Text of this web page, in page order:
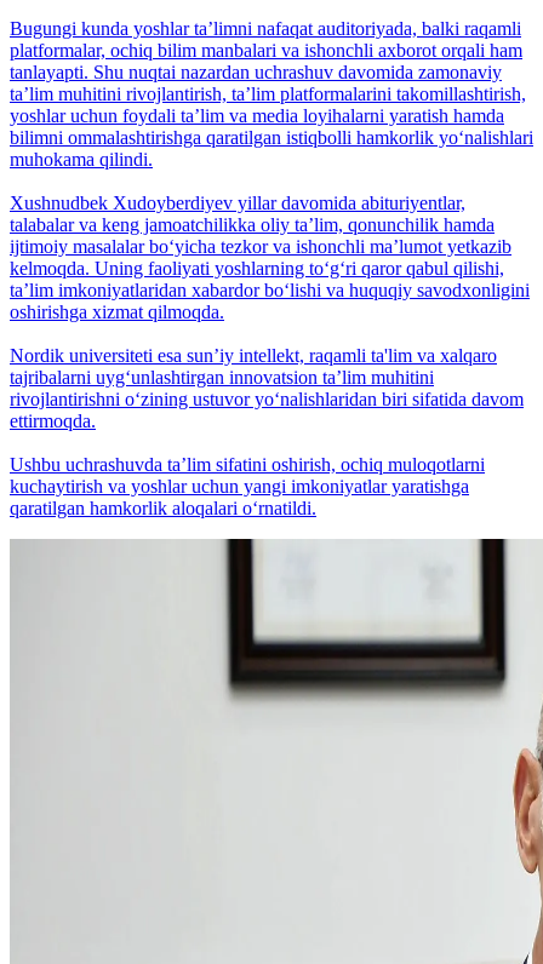
Bugungi kunda yoshlar taʼlimni nafaqat auditoriyada, balki raqamli
platformalar, ochiq bilim manbalari va ishonchli axborot orqali ham
tanlayapti. Shu nuqtai nazardan uchrashuv davomida zamonaviy
taʼlim muhitini rivojlantirish, taʼlim platformalarini takomillashtirish,
yoshlar uchun foydali taʼlim va media loyihalarni yaratish hamda
bilimni ommalashtirishga qaratilgan istiqbolli hamkorlik yo‘nalishlari
muhokama qilindi.
Xushnudbek Xudoyberdiyev yillar davomida abituriyentlar,
talabalar va keng jamoatchilikka oliy taʼlim, qonunchilik hamda
ijtimoiy masalalar bo‘yicha tezkor va ishonchli maʼlumot yetkazib
kelmoqda. Uning faoliyati yoshlarning to‘g‘ri qaror qabul qilishi,
taʼlim imkoniyatlaridan xabardor bo‘lishi va huquqiy savodxonligini
oshirishga xizmat qilmoqda.
Nordik universiteti esa sunʼiy intellekt, raqamli ta'lim va xalqaro
tajribalarni uyg‘unlashtirgan innovatsion taʼlim muhitini
rivojlantirishni o‘zining ustuvor yo‘nalishlaridan biri sifatida davom
ettirmoqda.
Ushbu uchrashuvda taʼlim sifatini oshirish, ochiq muloqotlarni
kuchaytirish va yoshlar uchun yangi imkoniyatlar yaratishga
qaratilgan hamkorlik aloqalari o‘rnatildi.